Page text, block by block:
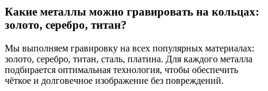
Какие металлы можно гравировать на кольцах:
золото, серебро, титан?
Мы выполняем гравировку на всех популярных материалах:
золото, серебро, титан, сталь, платина. Для каждого металла
подбирается оптимальная технология, чтобы обеспечить
чёткое и долговечное изображение без повреждений.